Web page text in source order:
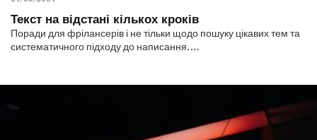
Текст на відстані кількох кроків
Поради для фрілансерів і не тільки щодо пошуку цікавих тем та
систематичного підходу до написання. …